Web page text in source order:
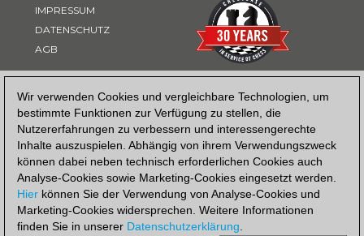
Wir verwenden Cookies und vergleichbare Technologien, um
bestimmte Funktionen zur Verfügung zu stellen, die
Nutzererfahrungen zu verbessern und interessengerechte
Inhalte auszuspielen. Abhängig von ihrem Verwendungszweck
können dabei neben technisch erforderlichen Cookies auch
Analyse-Cookies sowie Marketing-Cookies eingesetzt werden.
Hier können Sie der Verwendung von Analyse-Cookies und
Marketing-Cookies widersprechen. Weitere Informationen
finden Sie in unserer Datenschutzerklärung.
IMPRESSUM
DATENSCHUTZ
AGB
ZAHLUNGSART